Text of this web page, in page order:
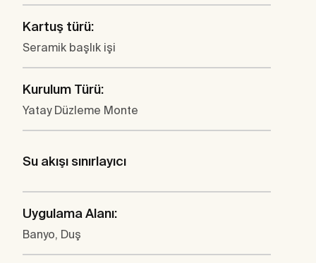
Kartuş türü:
Seramik başlık işi
Kurulum Türü:
Yatay Düzleme Monte
Su akışı sınırlayıcı
Uygulama Alanı:
Banyo, Duş